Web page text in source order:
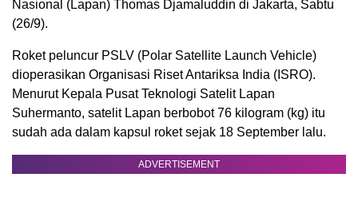
Nasional (Lapan) Thomas Djamaluddin di Jakarta, Sabtu
(26/9).
Roket peluncur PSLV (Polar Satellite Launch Vehicle)
dioperasikan Organisasi Riset Antariksa India (ISRO).
Menurut Kepala Pusat Teknologi Satelit Lapan
Suhermanto, satelit Lapan berbobot 76 kilogram (kg) itu
sudah ada dalam kapsul roket sejak 18 September lalu.
ADVERTISEMENT